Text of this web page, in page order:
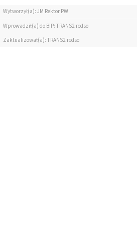
Wytworzył(a): JM Rektor PW
Wprowadził(a) do BIP: TRANS2 redso
Zaktualizował(a): TRANS2 redso